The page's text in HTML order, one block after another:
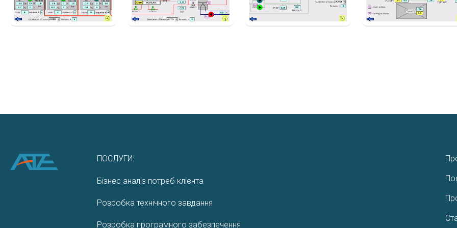
ПОСЛУГИ:
Бізнес аналіз потреб клієнта
Розробка технічного завдання
Розробка програмного забезпечення